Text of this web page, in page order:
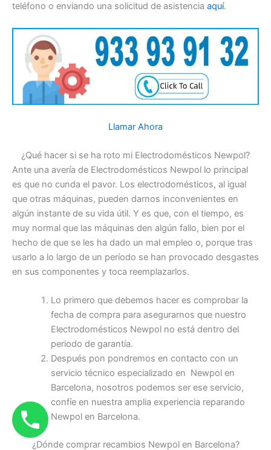
teléfono o enviando una solicitud de asistencia aquí.
Llamar Ahora
¿Qué hacer si se ha roto mi Electrodomésticos Newpol?
Ante una avería de Electrodomésticos Newpol lo principal
es que no cunda el pavor. Los electrodomésticos, al igual
que otras máquinas, pueden darnos inconvenientes en
algún instante de su vida útil. Y es que, con el tiempo, es
muy normal que las máquinas den algún fallo, bien por el
hecho de que se les ha dado un mal empleo o, porque tras
usarlo a lo largo de un período se han provocado desgastes
en sus componentes y toca reemplazarlos.
Lo primero que debemos hacer es comprobar la
fecha de compra para asegurarnos que nuestro
Electrodomésticos Newpol no está dentro del
periodo de garantía.
Después pon pondremos en contacto con un
servicio técnico especializado en Newpol en
Barcelona, nosotros podemos ser ese servicio,
confíe en nuestra amplia experiencia reparando
Newpol en Barcelona.
¿Dónde comprar recambios Newpol en Barcelona?